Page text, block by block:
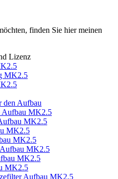
finden Sie hier meinen
Lizenz
MK2.5
den Aufbau
Aufbau MK2.5
MK2.5
MK2.5
MK2.5
MK2.5
MK2.5
MK2.5
Aufbau MK2.5